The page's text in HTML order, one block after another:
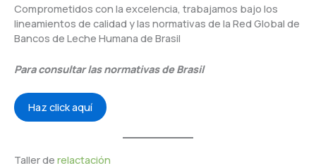
Comprometidos con la excelencia, trabajamos bajo los
lineamientos de calidad y las normativas de la Red Global de
Bancos de Leche Humana de Brasil
Para consultar las normativas de Brasil
Haz click aquí
Taller de relactación